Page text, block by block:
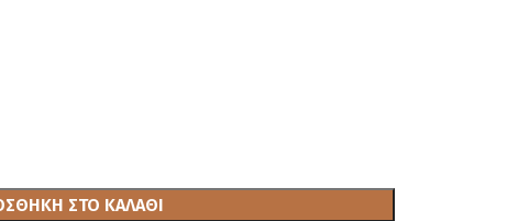
ΣΤΟ ΚΑΛΆΘΙ